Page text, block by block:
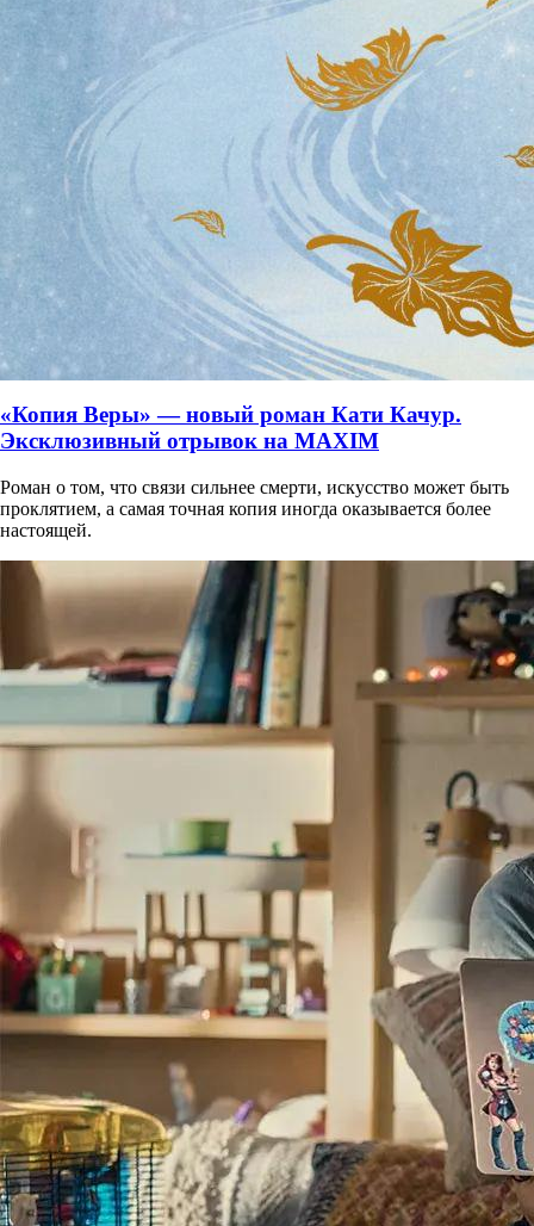
«Копия Веры» — новый роман Кати Качур.
Эксклюзивный отрывок на MAXIM
Роман о том, что связи сильнее смерти, искусство может быть
проклятием, а самая точная копия иногда оказывается более
настоящей.